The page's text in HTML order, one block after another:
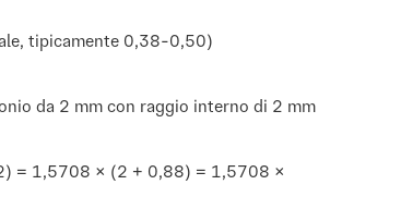
tipicamente 0,38-0,50)
da 2 mm con raggio interno di 2 mm
= 1,5708 × (2 + 0,88) = 1,5708 ×